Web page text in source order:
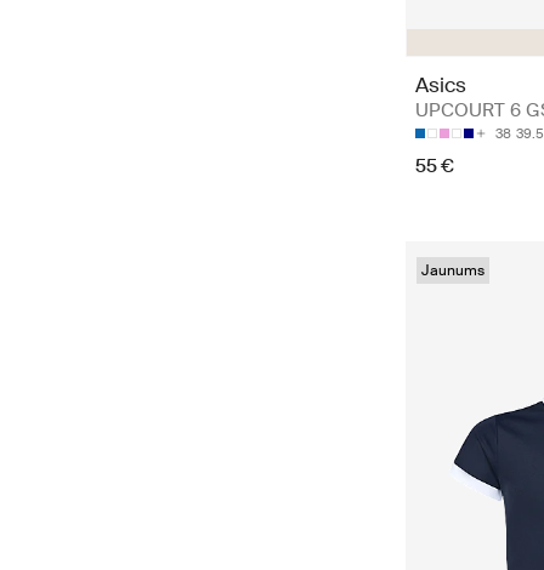
Asics
UPCOURT 6
38 39.5
55 €
Jaunums